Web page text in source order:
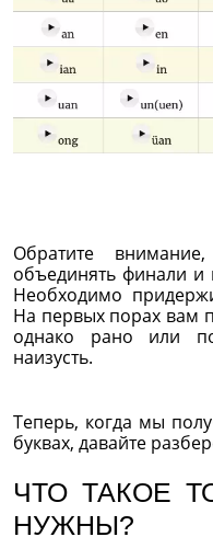
Обратите
объединять финали и
Необходимо
На первых порах вам
однако рано или
наизусть.
Теперь, когда мы
буквах, давайте
ЧТО ТАКОЕ
НУЖНЫ?